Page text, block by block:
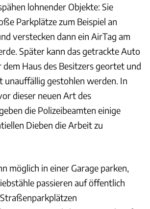
lohnender Objekte: Sie
Parkplätze zum Beispiel an
verstecken dann ein AirTag am
Später kann das getrackte Auto
dem Haus des Besitzers geortet und
unauffällig gestohlen werden. In
dieser neuen Art des
die Polizeibeamten einige
Dieben die Arbeit zu
möglich in einer Garage parken,
passieren auf öffentlich